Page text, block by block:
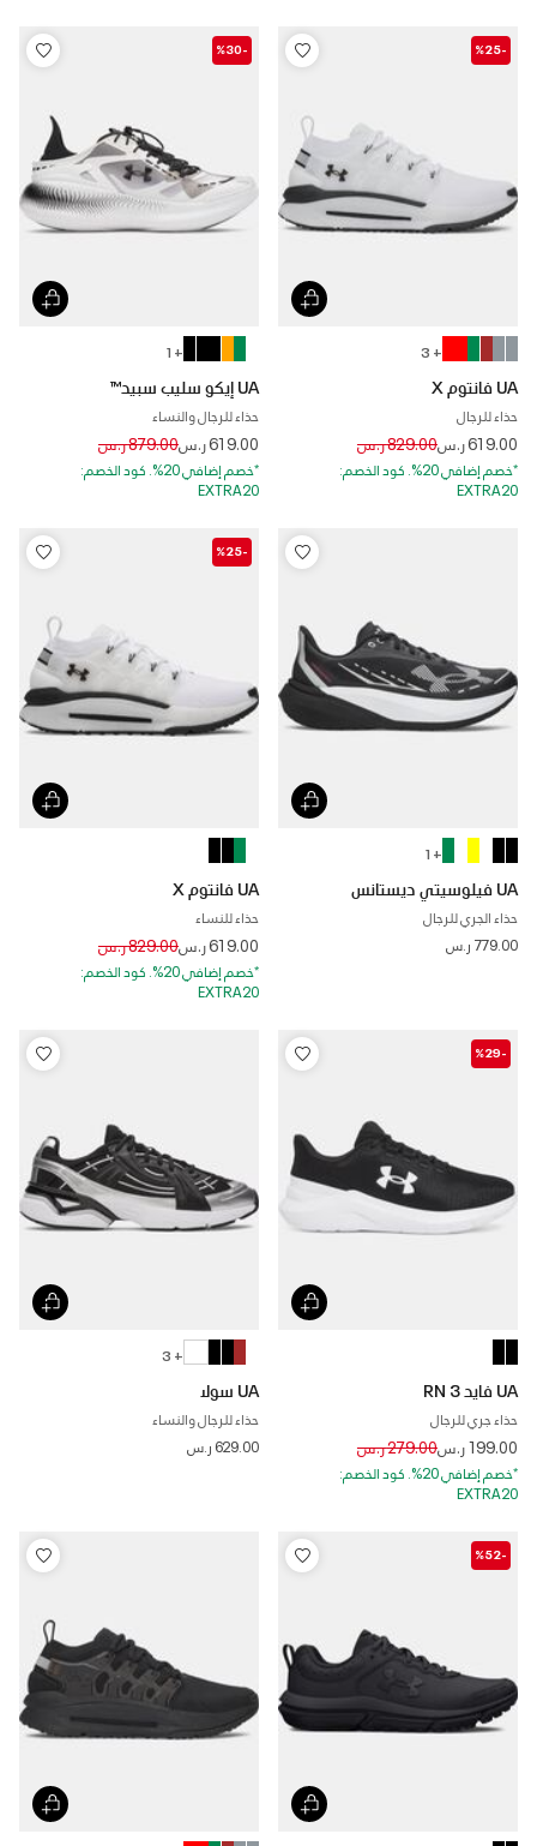
-%25
+ 3
UA فانتوم X
حذاء للرجال
619.00 ر.س Price reduced from
829.00 ر.س to
*خصم إضافي 20%. كود الخصم:
EXTRA20
-%30
+ 1
UA إيكو سليب سبيد™
حذاء للرجال والنساء
619.00 ر.س Price reduced from
879.00 ر.س to
*خصم إضافي 20%. كود الخصم:
EXTRA20
+ 1
UA فيلوسيتي ديستانس
حذاء الجري للرجال
779.00 ر.س
-%25
UA فانتوم X
حذاء للنساء
619.00 ر.س Price reduced from
829.00 ر.س to
*خصم إضافي 20%. كود الخصم:
EXTRA20
-%29
UA فايد RN 3
حذاء جري للرجال
199.00 ر.س Price reduced from
279.00 ر.س to
*خصم إضافي 20%. كود الخصم:
EXTRA20
+ 3
UA سولا
حذاء للرجال والنساء
629.00 ر.س
-%52